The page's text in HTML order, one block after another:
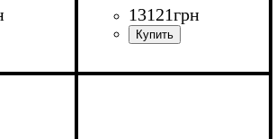
13121грн
Ширина: 312,2 см